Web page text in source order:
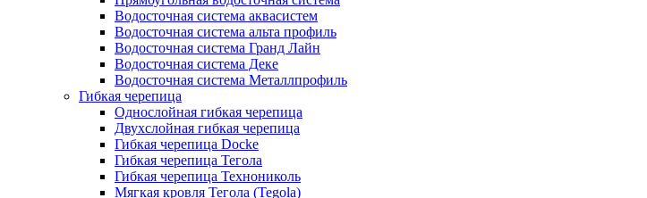
Водосточная система аквасистем
Водосточная система альта профиль
Водосточная система Гранд Лайн
Водосточная система Деке
Водосточная система Металлпрофиль
Гибкая черепица
Однослойная гибкая черепица
Двухслойная гибкая черепица
Гибкая черепица Docke
Гибкая черепица Тегола
Гибкая черепица Технониколь
Мягкая кровля Тегола (Tegola)